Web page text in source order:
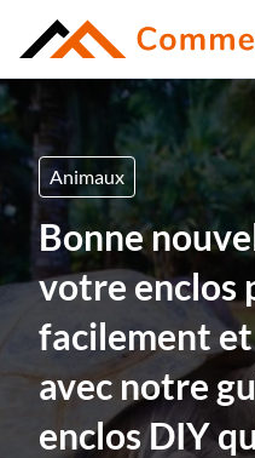
Animaux
Bonne
votre enclos
facilement et
avec notre
enclos DIY